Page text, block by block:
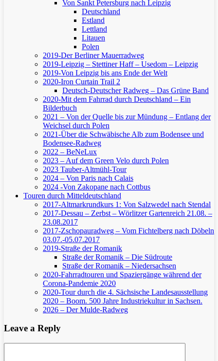
Von Sankt Petersburg nach Leipzig
Deutschland
Estland
Lettland
Litauen
Polen
2019-Der Berliner Mauerradweg
2019-Leipzig – Stettiner Haff – Usedom – Leipzig
2019-Von Leipzig bis ans Ende der Welt
2020-Iron Curtain Trail 2
Deutsch-Deutscher Radweg – Das Grüne Band
2020-Mit dem Fahrrad durch Deutschland – Ein
Bilderbuch
2021 – Von der Quelle bis zur Mündung – Entlang der
Weichsel durch Polen
2021-Über die Schwäbische Alb zum Bodensee und
Bodensee-Radweg
2022 – BeNeLux
2023 – Auf dem Green Velo durch Polen
2023 Tauber-Altmühl-Tour
2024 – Von Paris nach Calais
2024 -Von Zakopane nach Cottbus
Touren durch Mitteldeutschland
2017-Altmarkrundkurs 1: Von Salzwedel nach Stendal
2017-Dessau – Zerbst – Wörlitzer Gartenreich 21.08. –
23.08.2017
2017-Zschopauradweg – Vom Fichtelberg nach Döbeln
03.07.-05.07.2017
2019-Straße der Romanik
Straße der Romanik – Die Südroute
Straße der Romanik – Niedersachsen
2020-Fahrradtouren und Spaziergänge während der
Corona-Pandemie 2020
2020-Tour durch die 4. Sächsische Landesausstellung
2020 – Boom. 500 Jahre Industriekultur in Sachsen.
2026 – Der Mulde-Radweg
Leave a Reply